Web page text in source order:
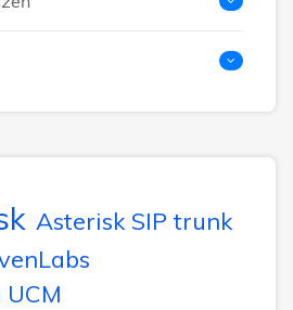
Asterisk SIP trunk